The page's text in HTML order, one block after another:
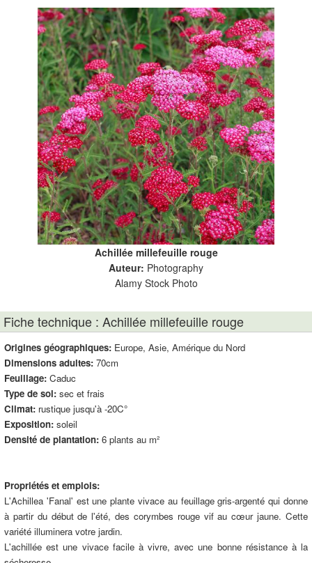
Achillée millefeuille rouge
Auteur: Photography
Alamy Stock Photo
Fiche technique : Achillée millefeuille rouge
Origines géographiques: Europe, Asie, Amérique du Nord
Dimensions adultes: 70cm
Feuillage: Caduc
Type de sol: sec et frais
Climat: rustique jusqu'à -20C°
Exposition: soleil
Densité de plantation: 6 plants au m²
Propriétés et emplois:
L'Achillea 'Fanal' est une plante vivace au feuillage gris-argenté qui donne
à partir du début de l'été, des corymbes rouge vif au cœur jaune. Cette
variété illuminera votre jardin.
L'achillée est une vivace facile à vivre, avec une bonne résistance à la